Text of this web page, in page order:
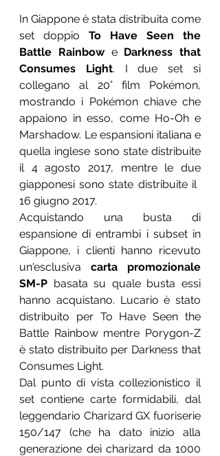
In Giappone è stata distribuita come
set doppio To Have Seen the
Battle Rainbow e Darkness that
Consumes Light. I due set si
collegano al 20° film Pokémon,
mostrando i Pokémon chiave che
appaiono in esso, come Ho-Oh e
Marshadow. Le espansioni italiana e
quella inglese sono state distribuite
il 4 agosto 2017, mentre le due
giapponesi sono state distribuite il ​​
16 giugno 2017.
Acquistando una busta di
espansione di entrambi i subset in
Giappone, i clienti hanno ricevuto
un'esclusiva carta promozionale
SM-P basata su quale busta essi
hanno acquistano. Lucario è stato
distribuito per To Have Seen the
Battle Rainbow mentre Porygon-Z
è stato distribuito per Darkness that
Consumes Light.
Dal punto di vista collezionistico il
set contiene carte formidabili, dal
leggendario Charizard GX fuoriserie
150/147 (che ha dato inizio alla
generazione dei charizard da 1000